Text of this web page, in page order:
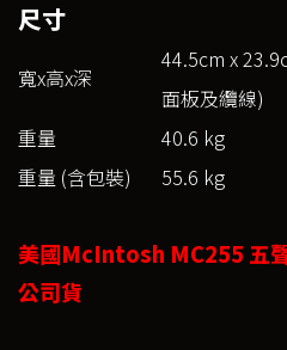
尺寸
寬x高x深
44.5cm x
面板及纜線)
重量
40.6 kg
重量 (含包裝)
55.6 kg
美國McIntosh MC255 五
公司貨